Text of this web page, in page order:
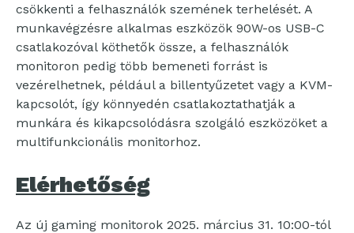
csökkenti a felhasználók szemének terhelését. A
munkavégzésre alkalmas eszközök 90W-os USB-C
csatlakozóval köthetők össze, a felhasználók
monitoron pedig több bemeneti forrást is
vezérelhetnek, például a billentyűzetet vagy a KVM-
kapcsolót, így könnyedén csatlakoztathatják a
munkára és kikapcsolódásra szolgáló eszközöket a
multifunkcionális monitorhoz.
Elérhetőség
Az új gaming monitorok 2025. március 31. 10:00-tól